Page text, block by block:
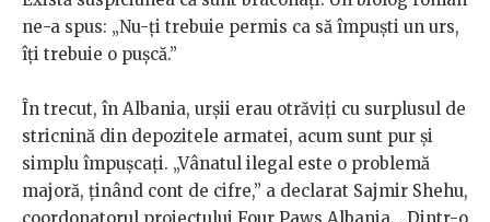
ne-a spus: „Nu-ți trebuie permis ca să împuști un urs,
îți trebuie o pușcă.”
În trecut, în Albania, urșii erau otrăviți cu surplusul de
stricnină din depozitele armatei, acum sunt pur și
simplu împușcați. „Vânatul ilegal este o problemă
majoră, ținând cont de cifre,” a declarat Sajmir Shehu,
coordonatorul proiectului Four Paws Albania. „Dintr-o